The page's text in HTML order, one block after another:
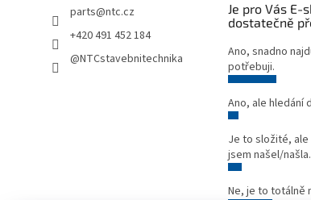
parts@ntc.cz
+420 491 452 184
@NTCstavebnitechnika
Je pro Vás E-
dostatečně
Ano, snadno
potřebuji.
Ano, ale hledání
Je to složité, ale
jsem našel/našla.
Ne, je to totálně